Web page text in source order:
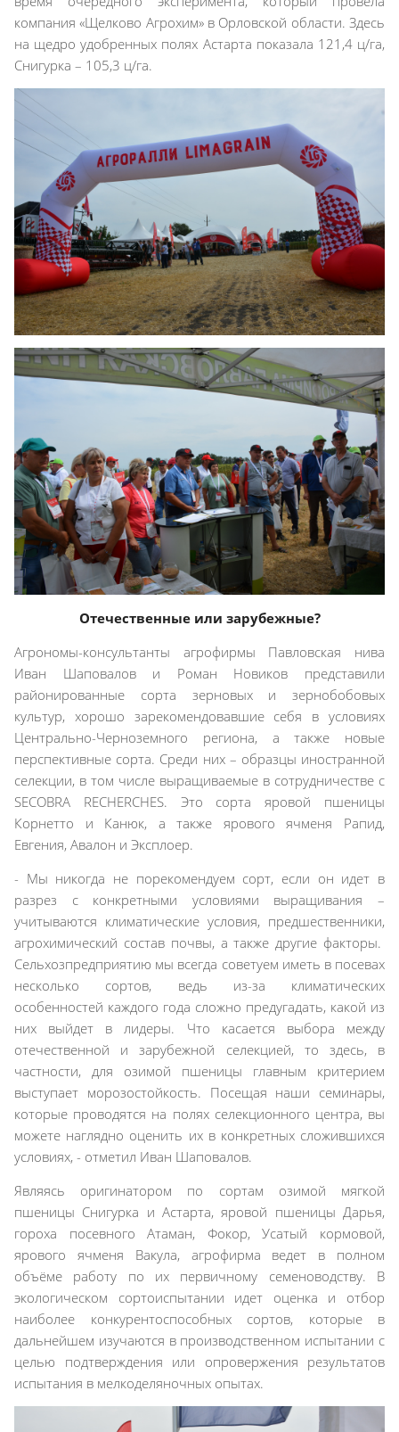
компания «Щелково Агрохим» в Орловской области. Здесь
на щедро удобренных полях Астарта показала 121,4 ц/га,
Снигурка – 105,3 ц/га.
Отечественные или зарубежные?
Агрономы-консультанты агрофирмы Павловская нива
Иван Шаповалов и Роман Новиков представили
районированные сорта зерновых и зернобобовых
культур, хорошо зарекомендовавшие себя в условиях
Центрально-Черноземного региона, а также новые
перспективные сорта. Среди них – образцы иностранной
селекции, в том числе выращиваемые в сотрудничестве с
SECOBRA RECHERCHES. Это сорта яровой пшеницы
Корнетто и Канюк, а также ярового ячменя Рапид,
Евгения, Авалон и Эксплоер.
- Мы никогда не порекомендуем сорт, если он идет в
разрез с конкретными условиями выращивания –
учитываются климатические условия, предшественники,
агрохимический состав почвы, а также другие факторы.
Сельхозпредприятию мы всегда советуем иметь в посевах
несколько сортов, ведь из-за климатических
особенностей каждого года сложно предугадать, какой из
них выйдет в лидеры. Что касается выбора между
отечественной и зарубежной селекцией, то здесь, в
частности, для озимой пшеницы главным критерием
выступает морозостойкость. Посещая наши семинары,
которые проводятся на полях селекционного центра, вы
можете наглядно оценить их в конкретных сложившихся
условиях, - отметил Иван Шаповалов.
Являясь оригинатором по сортам озимой мягкой
пшеницы Снигурка и Астарта, яровой пшеницы Дарья,
гороха посевного Атаман, Фокор, Усатый кормовой,
ярового ячменя Вакула, агрофирма ведет в полном
объёме работу по их первичному семеноводству. В
экологическом сортоиспытании идет оценка и отбор
наиболее конкурентоспособных сортов, которые в
дальнейшем изучаются в производственном испытании с
целью подтверждения или опровержения результатов
испытания в мелкоделяночных опытах.